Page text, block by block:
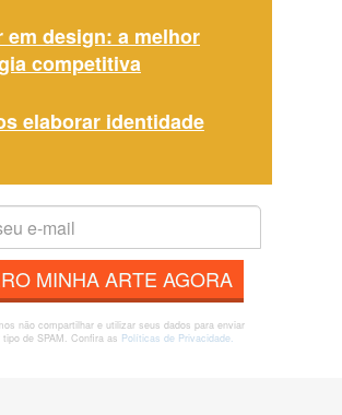
em design: a melhor
competitiva
elaborar identidade
MINHA ARTE AGORA
não compartilhar e utilizar seus dados para enviar
tipo de SPAM. Confira as Políticas de Privacidade.